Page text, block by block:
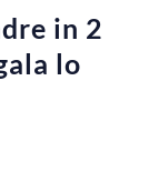
in 2
lo